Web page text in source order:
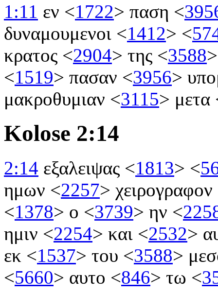
1:11 εν <1722> παση <
δυναμουμενοι <1412> <
κρατος <2904> της <3588>
<1519> πασαν <3956>
μακροθυμιαν <3115> μετα
Kolose 2:14
2:14 εξαλειψας <1813> <
ημων <2257> χειρογραφον
<1378> ο <3739> ην <
ημιν <2254> και <2532>
εκ <1537> του <3588>
<5660> αυτο <846> τω <